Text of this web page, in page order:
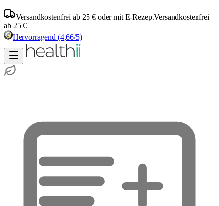
Versandkostenfrei ab 25 € oder mit E-RezeptVersandkostenfrei
ab 25 €
Hervorragend (4,66/5)